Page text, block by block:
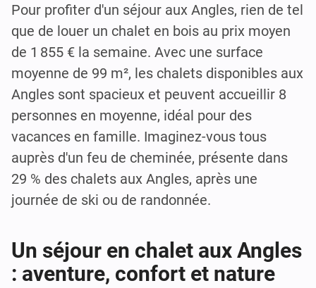
Pour profiter d'un séjour aux Angles, rien de tel
que de louer un chalet en bois au prix moyen
de 1 855 € la semaine. Avec une surface
moyenne de 99 m², les chalets disponibles aux
Angles sont spacieux et peuvent accueillir 8
personnes en moyenne, idéal pour des
vacances en famille. Imaginez-vous tous
auprès d'un feu de cheminée, présente dans
29 % des chalets aux Angles, après une
journée de ski ou de randonnée.
Un séjour en chalet aux Angles
: aventure, confort et nature